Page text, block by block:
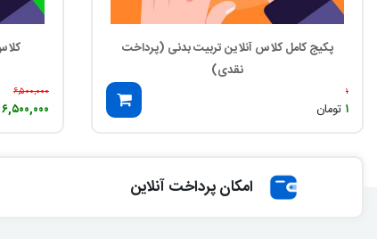
پکیج کامل کلاس آنلاین تربیت بدنی (پرداخت
نقدی)
۱
۱ تومان
۶,۵۰۰,۰۰۰
۶,۵۰۰,۰۰۰
امکان پرداخت آنلاین